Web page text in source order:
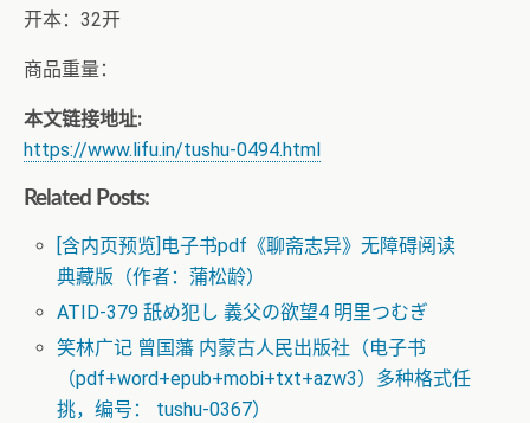
开本：32开
商品重量：
本文链接地址:
https://www.lifu.in/tushu-0494.html
Related Posts:
[含内页预览]电子书pdf《聊斋志异》无障碍阅读
典藏版（作者：蒲松龄）
ATID-379 舐め犯し 義父の欲望4 明里つむぎ
笑林广记 曾国藩 内蒙古人民出版社（电子书
（pdf+word+epub+mobi+txt+azw3）多种格式任
挑，编号： tushu-0367）